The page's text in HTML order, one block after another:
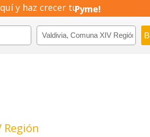
y haz crecer tu
Emprendimiento!